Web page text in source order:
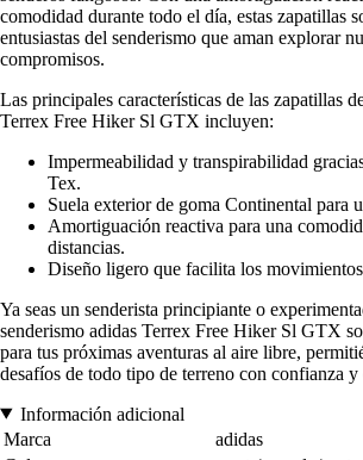
comodidad durante todo el día, estas zapatillas
entusiastas del senderismo que aman explorar
compromisos.
Las principales características de las zapatillas
Terrex Free Hiker Sl GTX incluyen:
Impermeabilidad y transpirabilidad
Tex.
Suela exterior de goma Continental para
Amortiguación reactiva para una
distancias.
Diseño ligero que facilita los
Ya seas un senderista principiante o
senderismo adidas Terrex Free Hiker Sl GTX
para tus próximas aventuras al aire libre,
desafíos de todo tipo de terreno con confianza y
Información adicional
Marca
adidas